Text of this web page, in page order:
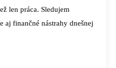
len práca. Sledujem
aj finančné nástrahy dnešnej